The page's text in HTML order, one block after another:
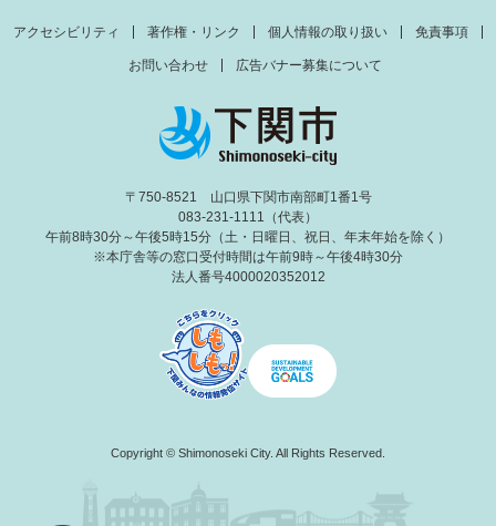
アクセシビリティ 著作権・リンク 個人情報の取り扱い 免責事項
お問い合わせ 広告バナー募集について
〒750-8521 山口県下関市南部町1番1号
083-231-1111（代表）
午前8時30分～午後5時15分（土・日曜日、祝日、年末年始を除く）
※本庁舎等の窓口受付時間は午前9時～午後4時30分
法人番号4000020352012
Copyright © Shimonoseki City. All Rights Reserved.